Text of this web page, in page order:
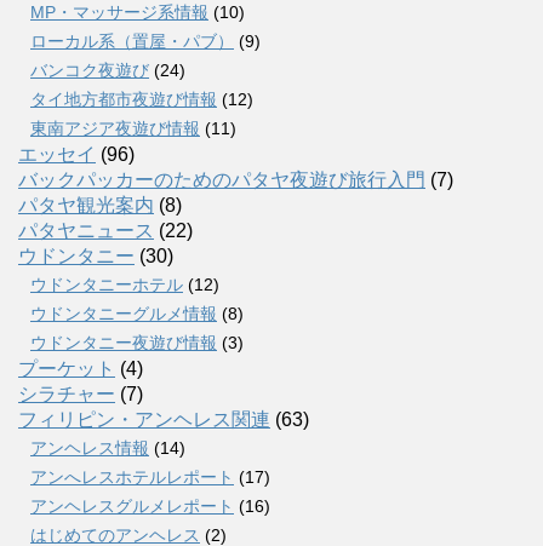
MP・マッサージ系情報 (10)
ローカル系（置屋・パブ）
(9)
バンコク夜遊び (24)
タイ地方都市夜遊び情報 (12)
東南アジア夜遊び情報 (11)
エッセイ (96)
バックパッカーのためのパタヤ夜遊び旅行入門 (7)
パタヤ観光案内 (8)
パタヤニュース (22)
ウドンタニー (30)
ウドンタニーホテル (12)
ウドンタニーグルメ情報 (8)
ウドンタニー夜遊び情報 (3)
プーケット (4)
シラチャー (7)
フィリピン・アンヘレス関連 (63)
アンヘレス情報 (14)
アンへレスホテルレポート (17)
アンヘレスグルメレポート (16)
はじめてのアンヘレス (2)